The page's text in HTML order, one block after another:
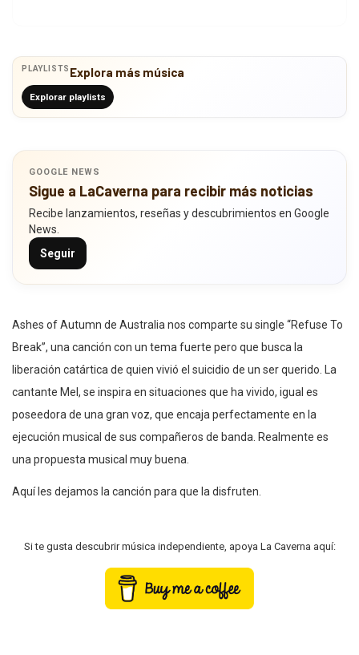
PLAYLISTS Explora más música
Explorar playlists
GOOGLE NEWS
Sigue a LaCaverna para recibir más noticias
Recibe lanzamientos, reseñas y descubrimientos en Google
News.
Seguir
Ashes of Autumn de Australia nos comparte su single “Refuse To
Break”, una canción con un tema fuerte pero que busca la
liberación catártica de quien vivió el suicidio de un ser querido. La
cantante Mel, se inspira en situaciones que ha vivido, igual es
poseedora de una gran voz, que encaja perfectamente en la
ejecución musical de sus compañeros de banda. Realmente es
una propuesta musical muy buena.
Aquí les dejamos la canción para que la disfruten.
Si te gusta descubrir música independiente, apoya La Caverna aquí: